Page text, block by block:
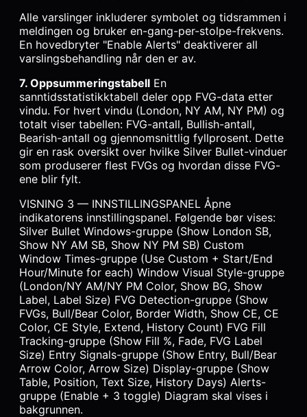
Alle varslinger inkluderer symbolet og tidsrammen i
meldingen og bruker en-gang-per-stolpe-frekvens.
En hovedbryter "Enable Alerts" deaktiverer all
varslingsbehandling når den er av.
7. Oppsummeringstabell En
sanntidsstatistikktabell deler opp FVG-data etter
vindu. For hvert vindu (London, NY AM, NY PM) og
totalt viser tabellen: FVG-antall, Bullish-antall,
Bearish-antall og gjennomsnittlig fyllprosent. Dette
gir en rask oversikt over hvilke Silver Bullet-vinduer
som produserer flest FVGs og hvordan disse FVG-
ene blir fylt.
VISNING 3 — INNSTILLINGSPANEL Åpne
indikatorens innstillingspanel. Følgende bør vises:
Silver Bullet Windows-gruppe (Show London SB,
Show NY AM SB, Show NY PM SB) Custom
Window Times-gruppe (Use Custom + Start/End
Hour/Minute for each) Window Visual Style-gruppe
(London/NY AM/NY PM Color, Show BG, Show
Label, Label Size) FVG Detection-gruppe (Show
FVGs, Bull/Bear Color, Border Width, Show CE, CE
Color, CE Style, Extend, History Count) FVG Fill
Tracking-gruppe (Show Fill %, Fade, FVG Label
Size) Entry Signals-gruppe (Show Entry, Bull/Bear
Arrow Color, Arrow Size) Display-gruppe (Show
Table, Position, Text Size, History Days) Alerts-
gruppe (Enable + 3 toggle) Diagram skal vises i
bakgrunnen.